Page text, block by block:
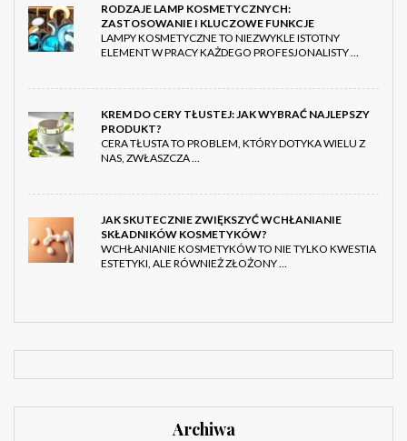
RODZAJE LAMP KOSMETYCZNYCH:
ZASTOSOWANIE I KLUCZOWE FUNKCJE
LAMPY KOSMETYCZNE TO NIEZWYKLE ISTOTNY
ELEMENT W PRACY KAŻDEGO PROFESJONALISTY …
KREM DO CERY TŁUSTEJ: JAK WYBRAĆ NAJLEPSZY
PRODUKT?
CERA TŁUSTA TO PROBLEM, KTÓRY DOTYKA WIELU Z
NAS, ZWŁASZCZA …
JAK SKUTECZNIE ZWIĘKSZYĆ WCHŁANIANIE
SKŁADNIKÓW KOSMETYKÓW?
WCHŁANIANIE KOSMETYKÓW TO NIE TYLKO KWESTIA
ESTETYKI, ALE RÓWNIEŻ ZŁOŻONY …
Archiwa